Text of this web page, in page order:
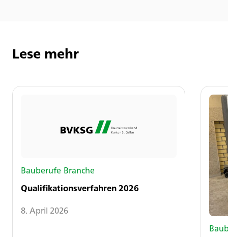
Lese mehr
Bauberufe Branche
Qualifikationsverfahren 2026
8. April 2026